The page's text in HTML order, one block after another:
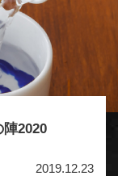
陣2020
2019.12.23